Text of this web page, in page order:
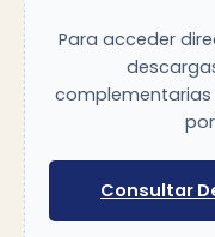
Para acceder
complementarias
Consultar